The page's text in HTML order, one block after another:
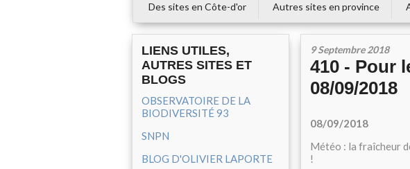
Des sites en Côte-d'or
Autres sites en province
LIENS UTILES,
AUTRES SITES ET
BLOGS
OBSERVATOIRE DE LA
BIODIVERSITÉ 93
SNPN
BLOG D'OLIVIER LAPORTE
9 Septembre 2018
410 - Pour
08/09/2018
08/09/2018
Météo : la fraîcheur
!